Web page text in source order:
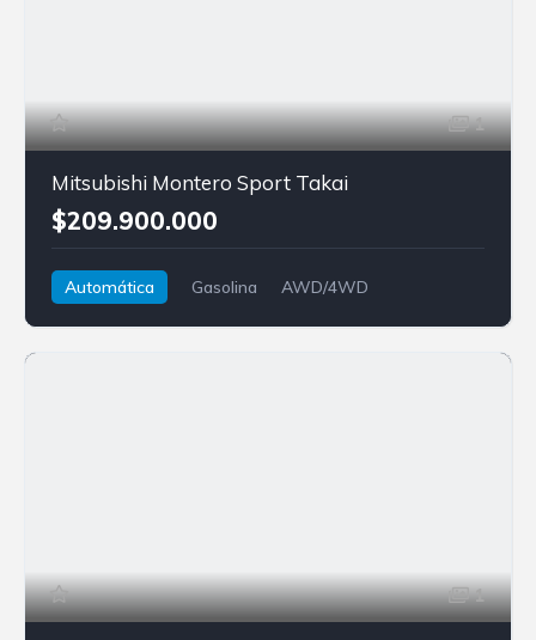
1
Mitsubishi Montero Sport Takai
$209.900.000
Automática Gasolina
AWD/4WD
1